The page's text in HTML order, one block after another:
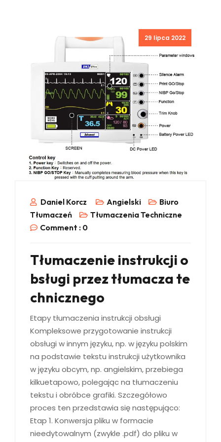
Posted
29 lipca 2022
Daniel Korcz Angielski
Biuro
Tłumaczeń
Tłumaczenia Techniczne
Comment : 0
Tłumaczenie instrukcji o
bsługi przez tłumacza te
chnicznego
Etapy tłumaczenia instrukcji obsługi
Kompleksowe przygotowanie instrukcji
obsługi w innym języku, np. w języku polskim
na podstawie tekstu instrukcji użytkownika
w języku obcym, np. angielskim, przebiega
kilkuetapowo, polegając na tłumaczeniu
tekstu i obróbce grafiki. Szczegółowo
proces ten przedstawia się następująco:
Etap 1. Konwersja pliku w formacie
nieedytowalnym (zwykle .pdf) do pliku w